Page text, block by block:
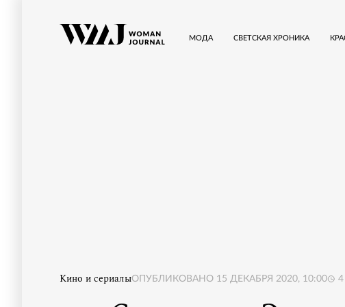
МОДА СВЕТСКАЯ ХРОНИКА
Кино и сериалыОПУБЛИКОВАНО 15 ДЕКАБРЯ 2020, 10:00 4